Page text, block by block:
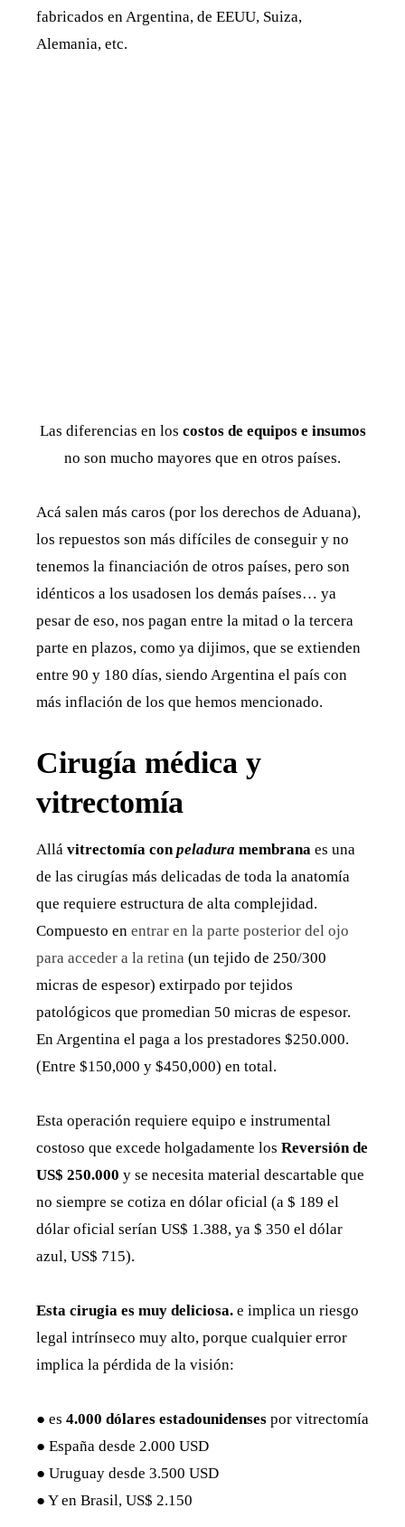
fabricados en Argentina, de EEUU, Suiza,
Alemania, etc.
Las diferencias en los costos de equipos e insumos
no son mucho mayores que en otros países.
Acá salen más caros (por los derechos de Aduana),
los repuestos son más difíciles de conseguir y no
tenemos la financiación de otros países, pero son
idénticos a los usados​​en los demás países… ya
pesar de eso, nos pagan entre la mitad o la tercera
parte en plazos, como ya dijimos, que se extienden
entre 90 y 180 días, siendo Argentina el país con
más inflación de los que hemos mencionado.
Cirugía médica y
vitrectomía
Allá vitrectomía conpeladura membrana es una
de las cirugías más delicadas de toda la anatomía
que requiere estructura de alta complejidad.
Compuesto en entrar en la parte posterior del ojo
para acceder a la retina (un tejido de 250/300
micras de espesor) extirpado por tejidos
patológicos que promedian 50 micras de espesor.
En Argentina el paga a los prestadores $250.000.
(Entre $150,000 y $450,000) en total.
Esta operación requiere equipo e instrumental
costoso que excede holgadamente los Reversión de
US$ 250.000 y se necesita material descartable que
no siempre se cotiza en dólar oficial (a $ 189 el
dólar oficial serían US$ 1.388, ya $ 350 el dólar
azul, US$ 715).
Esta cirugia es muy deliciosa. e implica un riesgo
legal intrínseco muy alto, porque cualquier error
implica la pérdida de la visión:
● es 4.000 dólares estadounidenses por vitrectomía
● España desde 2.000 USD
● Uruguay desde 3.500 USD
● Y en Brasil, US$ 2.150